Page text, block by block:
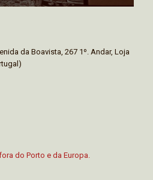
da Boavista, 267 1º. Andar, Loja
do Porto e da Europa.